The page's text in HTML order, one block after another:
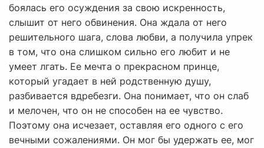
боялась его осуждения за свою искренность,
слышит от него обвинения. Она ждала от него
решительного шага, слова любви, а получила упрек
в том, что она слишком сильно его любит и не
умеет лгать. Ее мечта о прекрасном принце,
который угадает в ней родственную душу,
разбивается вдребезги. Она понимает, что он слаб
и мелочен, что он не способен на ее чувство.
Поэтому она исчезает, оставляя его одного с его
вечными сожалениями. Он мог бы удержать ее, мог